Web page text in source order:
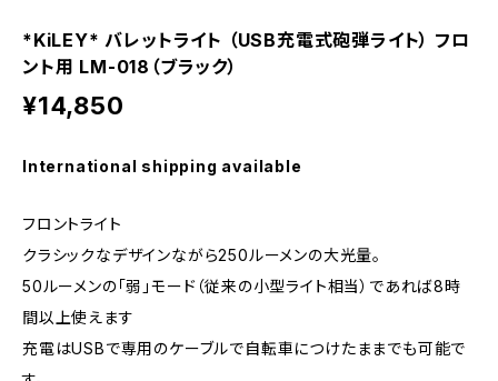
*KiLEY* バレットライト （USB充電式砲弾ライト） フロ
ント用 LM-018（ブラック）
¥14,850
International shipping available
フロントライト
クラシックなデザインながら250ルーメンの大光量。
50ルーメンの「弱」モード（従来の小型ライト相当）であれば8時
間以上使えます
充電はUSBで専用のケーブルで自転車につけたままでも可能で